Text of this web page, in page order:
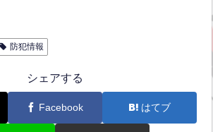
防犯情報
シェアする
Facebook はてブ